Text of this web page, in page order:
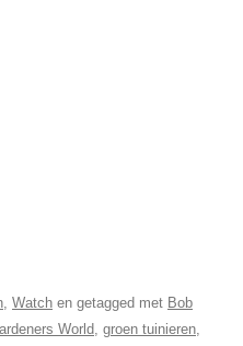
, Watch en getagged met Bob
World, groen tuinieren,